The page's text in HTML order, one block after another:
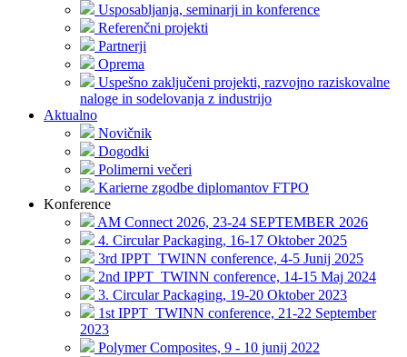
Usposabljanja, seminarji in konference
Referenčni projekti
Partnerji
Oprema
Uspešno zaključeni projekti, razvojno raziskovalne
naloge in sodelovanja z industrijo
Aktualno
Novičnik
Dogodki
Polimerni večeri
Karierne zgodbe diplomantov FTPO
Konference
AM Connect 2026, 23-24 SEPTEMBER 2026
4. Circular Packaging, 16-17 Oktober 2025
3rd IPPT_TWINN conference, 4-5 Junij 2025
2nd IPPT_TWINN conference, 14-15 Maj 2024
3. Circular Packaging, 19-20 Oktober 2023
1st IPPT_TWINN conference, 21-22 September
2023
Polymer Composites, 9 - 10 junij 2022